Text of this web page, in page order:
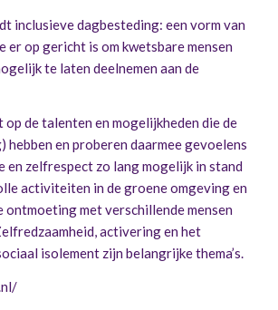
inclusieve dagbesteding: een vorm van
er op gericht is om kwetsbare mensen
te laten deelnemen aan de
de talenten en mogelijkheden die de
hebben en proberen daarmee gevoelens
en zelfrespect zo lang mogelijk in stand
activiteiten in de groene omgeving en
ontmoeting met verschillende mensen
activering en het
isolement zijn belangrijke thema’s.